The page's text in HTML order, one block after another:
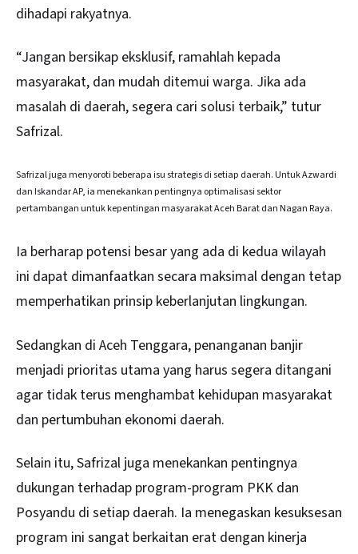
dihadapi rakyatnya.
“Jangan bersikap eksklusif, ramahlah kepada
masyarakat, dan mudah ditemui warga. Jika ada
masalah di daerah, segera cari solusi terbaik,” tutur
Safrizal.
Safrizal juga menyoroti beberapa isu strategis di setiap daerah. Untuk Azwardi
dan Iskandar AP, ia menekankan pentingnya optimalisasi sektor
pertambangan untuk kepentingan masyarakat Aceh Barat dan Nagan Raya.
Ia berharap potensi besar yang ada di kedua wilayah
ini dapat dimanfaatkan secara maksimal dengan tetap
memperhatikan prinsip keberlanjutan lingkungan.
Sedangkan di Aceh Tenggara, penanganan banjir
menjadi prioritas utama yang harus segera ditangani
agar tidak terus menghambat kehidupan masyarakat
dan pertumbuhan ekonomi daerah.
Selain itu, Safrizal juga menekankan pentingnya
dukungan terhadap program-program PKK dan
Posyandu di setiap daerah. Ia menegaskan kesuksesan
program ini sangat berkaitan erat dengan kinerja